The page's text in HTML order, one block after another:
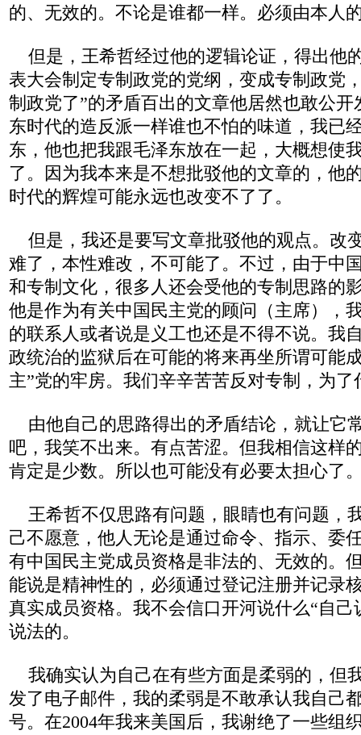
的、无效的。不论是谁都一样。必须由本人
但是，王希哲经过他的逻辑论证，得出他
表大会制定专制政党的党纲，变成专制政党
制政党了”的矛盾百出的文章他居然也敢公
东时代的造反派一样谁也不怕的味道，我已
东，他也把我跟毛泽东放在一起，大概想使
了。因为我本来是不想批驳他的文章的，他
时代的辉煌可能永远也改变不了了。
但是，我还是要写文章批驳他的观点。改
难了，本性难改，不可能了。不过，由于中
和专制文化，很多人还会受他的专制思路的
他是作为有关中国民主党的顾问（主席），
的联系人或者说是义工也还是不得不说。我
政统治的监狱后在可能的将来再坐所谓可能
主”党的牢房。我们辛辛苦苦反对专制，为了
由他自己的思路得出的矛盾结论，就让它
吧，我笑不出来。有点苦涩。但我相信这样
肯定是少数。所以也可能没有必要太担心了
王希哲不仅思路有问题，眼睛也有问题，
己不愿意，他人无论是通过命令、指示、委
有中国民主党成员资格是非法的、无效的。
能说是精神性的，必须通过登记注册并记录
真实成员资格。我不会信口开河说什么“自己
说法的。
我确实认为自己在有些方面是柔弱的，但
发了电子邮件，我的柔弱是不敢承认我自己
号。在2004年我来美国后，我谢绝了一些组